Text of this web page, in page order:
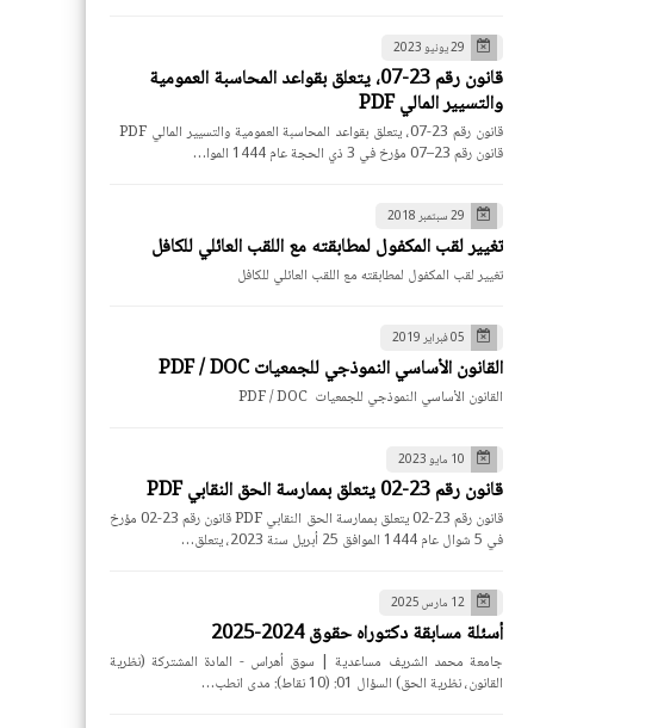
29 يونيو 2023
قانون رقم 23-07، يتعلق بقواعد المحاسبة العمومية
والتسيير المالي PDF
قانون رقم 23–07 مؤرخ في 3 ذي الحجة عام 1444 الموا…
29 سبتمبر 2018
تغيير لقب المكفول لمطابقته مع اللقب العائلي للكافل
تغيير لقب المكفول لمطابقته مع اللقب العائلي للكافل
05 فبراير 2019
القانون الأساسي النموذجي للجمعيات PDF / DOC
القانون الأساسي النموذجي للجمعيات PDF / DOC
10 مايو 2023
قانون رقم 23-02 يتعلق بممارسة الحق النقابي PDF
قانون رقم 23-02 يتعلق بممارسة الحق النقابي PDF قانون رقم 23-02 مؤرخ
في 5 شوال عام 1444 الموافق 25 أبريل سنة 2023، يتعلق…
12 مارس 2025
أسئلة مسابقة دكتوراه حقوق 2024-2025
جامعة محمد الشريف مساعدية | سوق أهراس - المادة المشتركة (نظرية
القانون، نظرية الحق) السؤال 01: (10 نقاط): مدى انطب…